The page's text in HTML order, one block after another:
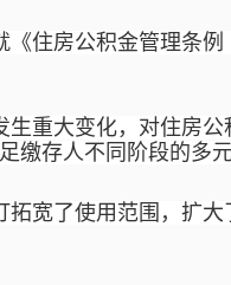
《住房公积金管理条
生重大变化，对住房
缴存人不同阶段的多
拓宽了使用范围，扩